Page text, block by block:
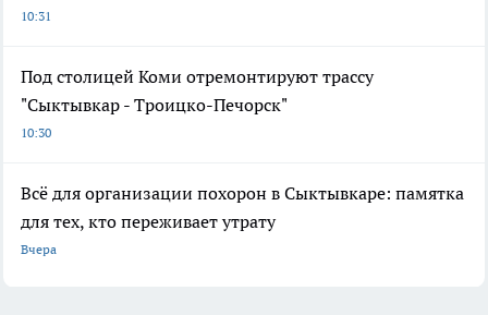
10:31
Под столицей Коми отремонтируют трассу
"Сыктывкар - Троицко-Печорск"
10:30
Всё для организации похорон в Сыктывкаре: памятка
для тех, кто переживает утрату
Вчера